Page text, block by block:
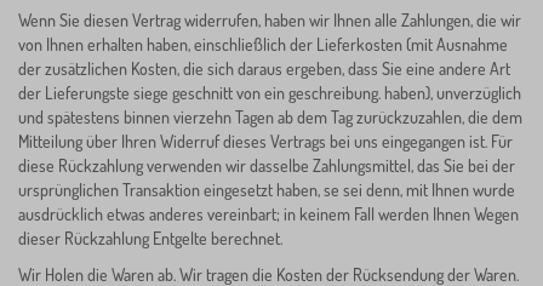
Wenn Sie diesen Vertrag widerrufen, haben wir Ihnen alle Zahlungen, die wir
von Ihnen erhalten haben, einschließlich der Lieferkosten (mit Ausnahme
der zusätzlichen Kosten, die sich daraus ergeben, dass Sie eine andere Art
der Lieferungste siege geschnitt von ein geschreibung. haben), unverzüglich
und spätestens binnen vierzehn Tagen ab dem Tag zurückzuzahlen, die dem
Mitteilung über Ihren Widerruf dieses Vertrags bei uns eingegangen ist. Für
diese Rückzahlung verwenden wir dasselbe Zahlungsmittel, das Sie bei der
ursprünglichen Transaktion eingesetzt haben, se sei denn, mit Ihnen wurde
ausdrücklich etwas anderes vereinbart; in keinem Fall werden Ihnen Wegen
dieser Rückzahlung Entgelte berechnet.
Wir Holen die Waren ab. Wir tragen die Kosten der Rücksendung der Waren.